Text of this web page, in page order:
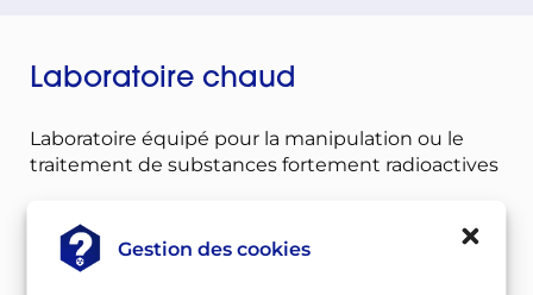
Gestion des cookies
Laboratoire chaud
Laboratoire équipé pour la manipulation ou le
traitement de substances fortement radioactives